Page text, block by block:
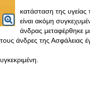
κατάσταση της
είναι ακόμη
άνδρας μεταφέρθηκε
άνδρες της Ασφάλειας